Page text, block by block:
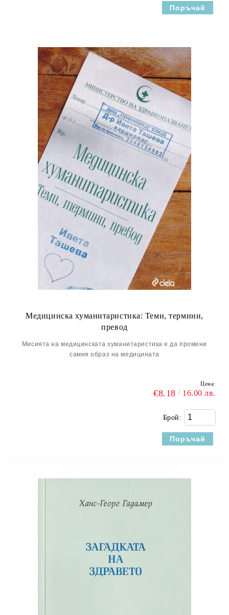
Медицинска хуманитаристика: Теми, термини,
превод
Мисията на медицинската хуманитаристика е да промени
самия образ на медицината
Цена:
€8.18 16.00 лв.
Брой: